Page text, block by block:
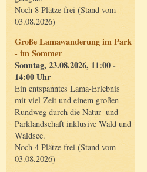
Noch 8 Plätze frei (Stand vom
03.08.2026)
Große Lamawanderung im Park
- im Sommer
Sonntag, 23.08.2026, 11:00 -
14:00 Uhr
Ein entspanntes Lama-Erlebnis
mit viel Zeit und einem großen
Rundweg durch die Natur- und
Parklandschaft inklusive Wald und
Waldsee.
Noch 4 Plätze frei (Stand vom
03.08.2026)